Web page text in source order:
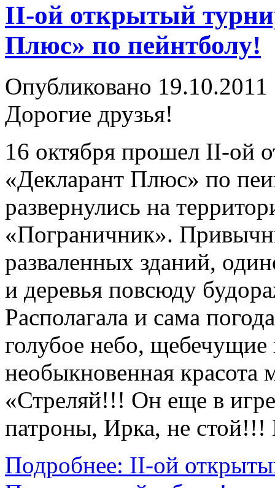
II-ой открытый
Плюс» по пейнтболу!
Опубликовано 19.10.2011
Дорогие друзья!
16 октября прошел II-ой
«Декларант Плюс» по
развернулись на
«Пограничник».
разваленных зданий,
и деревья повсюду
Располагала и сама
голубое небо,
необыкновенная
«Стреляй!!! Он еще в
патроны, Ирка, не
Подробнее: II-ой